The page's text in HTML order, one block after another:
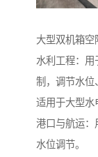
大型双机箱空
水利工程：
制，调节水位
适用于大型水
港口与航运：
水位调节。